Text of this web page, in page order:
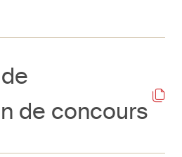
de concours